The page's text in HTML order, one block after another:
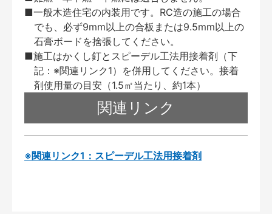
■一般木造住宅の内装用です。RC造の施工の場合
でも、必ず9mm以上の合板または9.5mm以上の
石膏ボードを捨張してください。
■施工はかくし釘とスピーデル工法用接着剤（下
記：※関連リンク1）を併用してください。接着
剤使用量の目安（1.5㎡当たり、約1本）
関連リンク
※関連リンク1：スピーデル工法用接着剤